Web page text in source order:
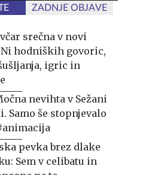
ZADNJE OBJAVE
srečna v novi
hodniških govoric,
igric in
nevihta v Sežani
Samo še stopnjevalo
pevka brez dlake
Sem v celibatu in